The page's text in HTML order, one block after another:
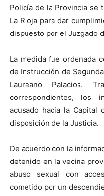
Policía de la Provincia se
La Rioja para dar
dispuesto por el Juzgado
La medida fue ordenada
de Instrucción de
Laureano Palacios.
correspondientes, los
acusado hacia la Capital
disposición de la Justicia.
De acuerdo con la
detenido en la vecina
abuso sexual con
cometido por un